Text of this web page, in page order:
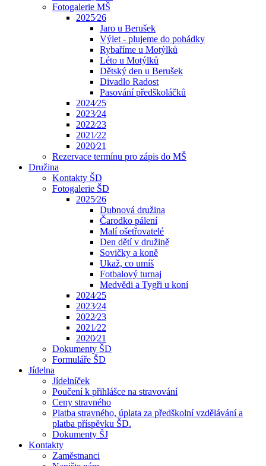
Fotogalerie MŠ
2025⁄26
Jaro u Berušek
Výlet - plujeme do pohádky
Rybaříme u Motýlků
Léto u Motýlků
Dětský den u Berušek
Divadlo Radost
Pasování předškoláčků
2024⁄25
2023⁄24
2022⁄23
2021⁄22
2020⁄21
Rezervace termínu pro zápis do MŠ
Družina
Kontakty ŠD
Fotogalerie ŠD
2025⁄26
Dubnová družina
Čarodko pálení
Malí ošetřovatelé
Den dětí v družině
Sovičky a koně
Ukaž, co umíš
Fotbalový turnaj
Medvědi a Tygři u koní
2024⁄25
2023⁄24
2022⁄23
2021⁄22
2020⁄21
Dokumenty ŠD
Formuláře ŠD
Jídelna
Jídelníček
Poučení k přihlášce na stravování
Ceny stravného
Platba stravného, úplata za předškolní vzdělávání a
platba příspěvku ŠD.
Dokumenty ŠJ
Kontakty
Zaměstnanci